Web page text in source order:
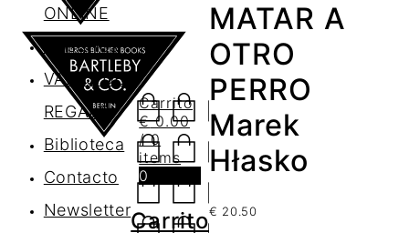
ONLINE
Nosotros
VALES DE
REGALO
Biblioteca
Contacto
Newsletter
Carrito
€0.00
/ 0
items
0
Carrito
MATAR A
OTRO
PERRO
Marek
Hłasko
€ 20.50